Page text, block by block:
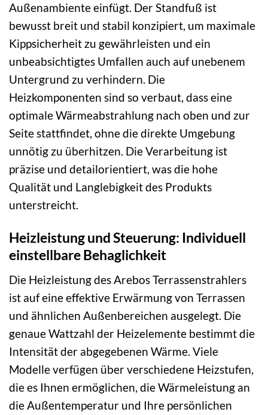
Außenambiente einfügt. Der Standfuß ist
bewusst breit und stabil konzipiert, um maximale
Kippsicherheit zu gewährleisten und ein
unbeabsichtigtes Umfallen auch auf unebenem
Untergrund zu verhindern. Die
Heizkomponenten sind so verbaut, dass eine
optimale Wärmeabstrahlung nach oben und zur
Seite stattfindet, ohne die direkte Umgebung
unnötig zu überhitzen. Die Verarbeitung ist
präzise und detailorientiert, was die hohe
Qualität und Langlebigkeit des Produkts
unterstreicht.
Heizleistung und Steuerung: Individuell
einstellbare Behaglichkeit
Die Heizleistung des Arebos Terrassenstrahlers
ist auf eine effektive Erwärmung von Terrassen
und ähnlichen Außenbereichen ausgelegt. Die
genaue Wattzahl der Heizelemente bestimmt die
Intensität der abgegebenen Wärme. Viele
Modelle verfügen über verschiedene Heizstufen,
die es Ihnen ermöglichen, die Wärmeleistung an
die Außentemperatur und Ihre persönlichen